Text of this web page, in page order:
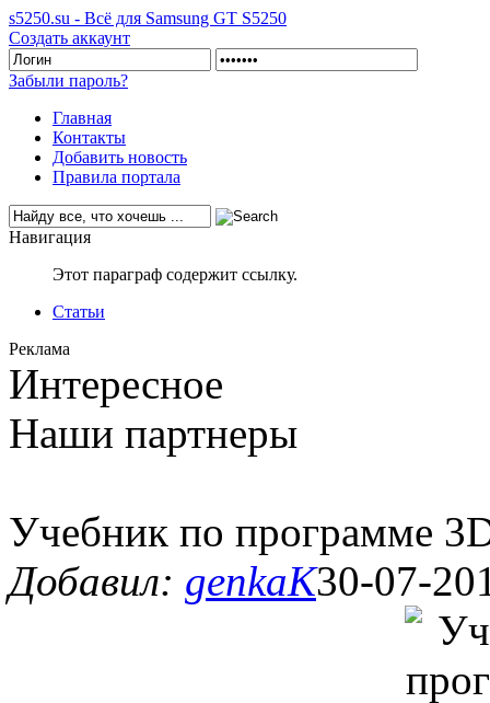
s5250.su - Всё для Samsung GT S5250
Создать аккаунт
Забыли пароль?
Главная
Контакты
Добавить новость
Правила портала
Навигация
Этот параграф содержит ссылку.
Статьи
Реклама
Интересное
Наши партнеры
Учебник по программе
Добавил: genkaK30-07-